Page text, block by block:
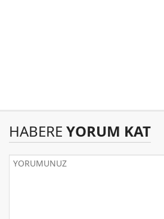
HABERE YORUM KAT